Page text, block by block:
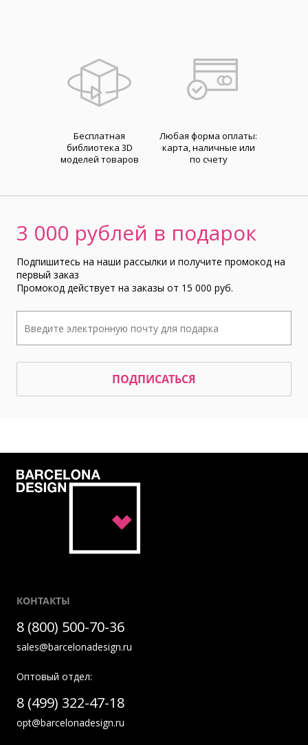
Бесплатная
библиотека 3D
моделей товаров
Любая форма оплаты:
карта, наличные или
по счету
3 000 рублей в подарок
Подпишитесь на наши рассылки и получите промокод на
первый заказ
Промокод действует на заказы от 15 000 руб.
ПОДПИСАТЬСЯ
КОНТАКТЫ
8 (800) 500-70-36
sales@barcelonadesign.ru
Оптовый отдел:
8 (499) 322-47-18
opt@barcelonadesign.ru